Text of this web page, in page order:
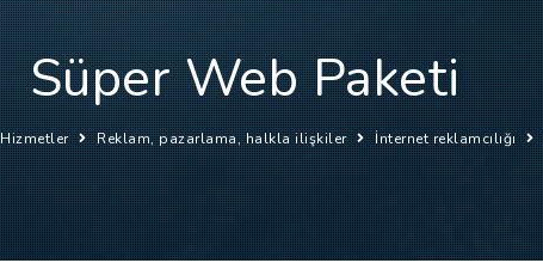
Süper Web Paketi
Hizmetler Reklam, pazarlama, halkla ilişkiler İnternet reklamcılığı